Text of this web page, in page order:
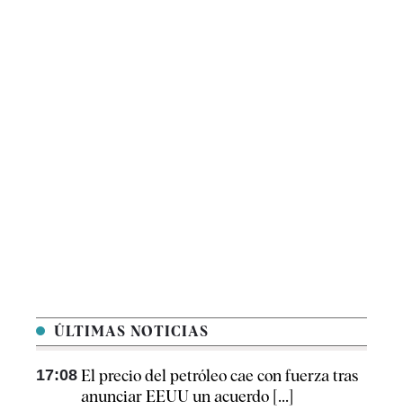
ÚLTIMAS NOTICIAS
17:08 El precio del petróleo cae con fuerza tras
anunciar EEUU un acuerdo [...]